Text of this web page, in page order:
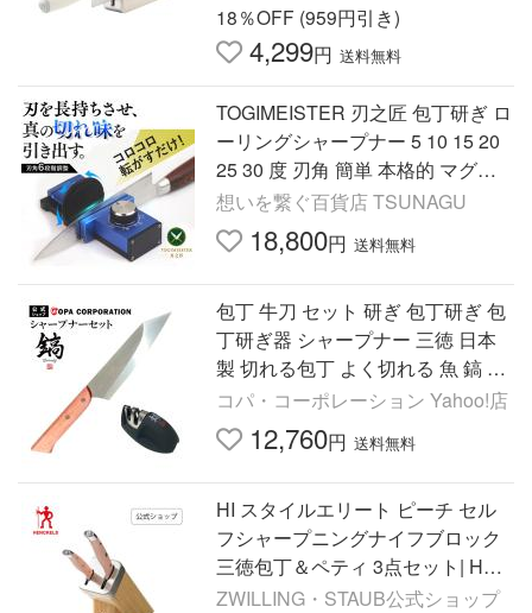
18％OFF (959円引き)
4,299円 送料無料
TOGIMEISTER 刃之匠 包丁研ぎ ロ
ーリングシャープナー 5 10 15 20
25 30 度 刃角 簡単 本格的 マグネ
ット 切れ味 均等 料理人 包丁研ぎ
器 ナタ トギマイスター
想いを繋ぐ百貨店 TSUNAGU
18,800円 送料無料
包丁 牛刀 セット 研ぎ 包丁研ぎ 包
丁研ぎ器 シャープナー 三徳 日本
製 切れる包丁 よく切れる 魚 鎬 し
のぎ シャープナーセット
コパ・コーポレーション Yahoo!店
12,760円 送料無料
HI スタイルエリート ピーチ セル
フシャープニングナイフブロック
三徳包丁＆ペティ 3点セット| HEN
CKELS ヘンケルス
ZWILLING・STAUB公式ショップ